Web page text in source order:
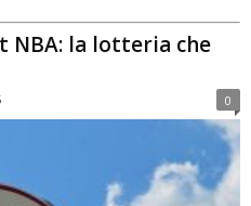
NBA: la lotteria che
0